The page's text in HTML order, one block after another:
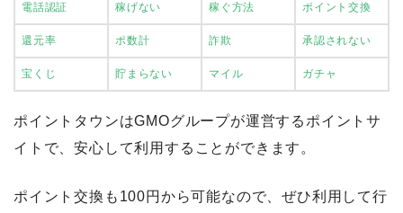
電話認証 稼げない 稼ぐ方法 ポイント交換
還元率 ポ数計 詐欺 承認されない
宝くじ 貯まらない マイル ガチャ
ポイントタウンはGMOグループが運営するポイントサ
イトで、安心して利用することができます。
ポイント交換も100円から可能なので、ぜひ利用して行